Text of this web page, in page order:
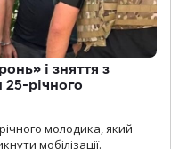
і зняття з
річного
молодика, який
мобілізації.